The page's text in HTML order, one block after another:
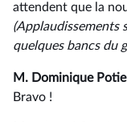
attendent que la
(Applaudissements
quelques bancs du
M. Dominique
Bravo !